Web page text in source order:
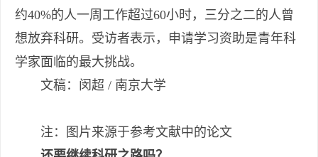
约40%的人一周工作超过60小时，三分之二的人曾
想放弃科研。受访者表示，申请学习资助是青年科
学家面临的最大挑战。
文稿：闵超 / 南京大学
注：图片来源于参考文献中的论文